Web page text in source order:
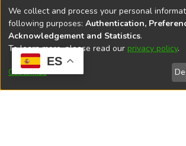
ES
INDUAUTO - Planta
Soporte Técnico
We collect and process your personal
following purposes: Authentication,
Acknowledgement and Statistics.
To learn more, please read our privacy policy.
Customize